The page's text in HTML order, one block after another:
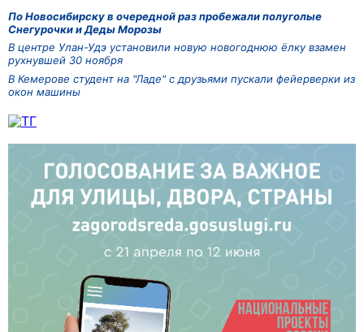
По Новосибирску в очередной раз пробежали полуголые
Снегурочки и Деды Морозы
В центре Улан-Удэ установили новую новогоднюю ёлку взамен
рухнувшей 30 ноября
В Кемерове студент на "Ладе" с друзьями пускали фейерверки из
окон машины